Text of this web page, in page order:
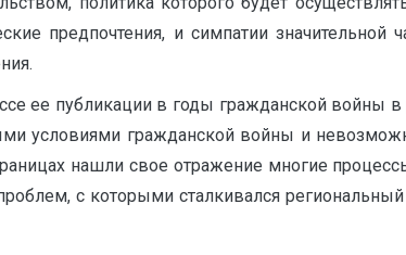
предпочтения, и симпатии значительной
ее публикации в годы гражданской войны в
условиями гражданской войны и
нашли свое отражение многие
с которыми сталкивался